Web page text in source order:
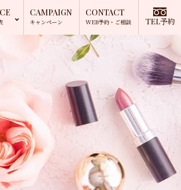
CAMPAIGN
キャンペーン
CONTACT
WEB予約 ・ご相談 TEL予約